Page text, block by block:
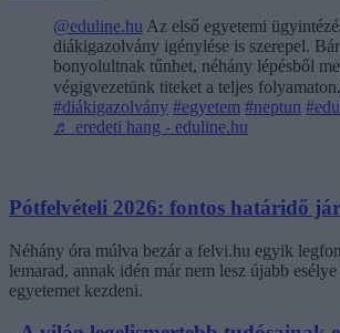
@eduline.hu Az első egyetemi
diákigazolvány igénylése is szerepel.
bonyolultnak tűnhet, néhány lépésből
végigvezetünk titeket a teljes
#diákigazolvány #egyetem #neptun
♬ eredeti hang - eduline.hu
Pótfelvételi 2026: fontos határidő
Néhány óra múlva bezár a felvi.hu egyik
lemarad, annak idén már nem lesz újabb esélye
egyetemet kezdeni.